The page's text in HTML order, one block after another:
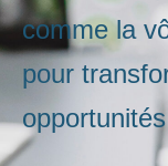
comme la
pour